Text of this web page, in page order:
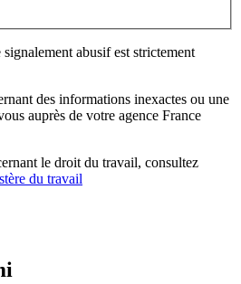
abusif est strictement
des informations inexactes ou une
auprès de votre agence France
le droit du travail, consultez
du travail